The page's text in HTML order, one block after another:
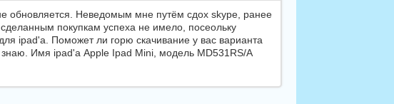
обновляется. Неведомым мне путём сдох skype, ранее
покупкам успеха не имело, посеольку
ipad'а. Поможет ли горю скачивание у вас варианта
Имя ipad'а Apple Ipad Mini, модель MD531RS/A